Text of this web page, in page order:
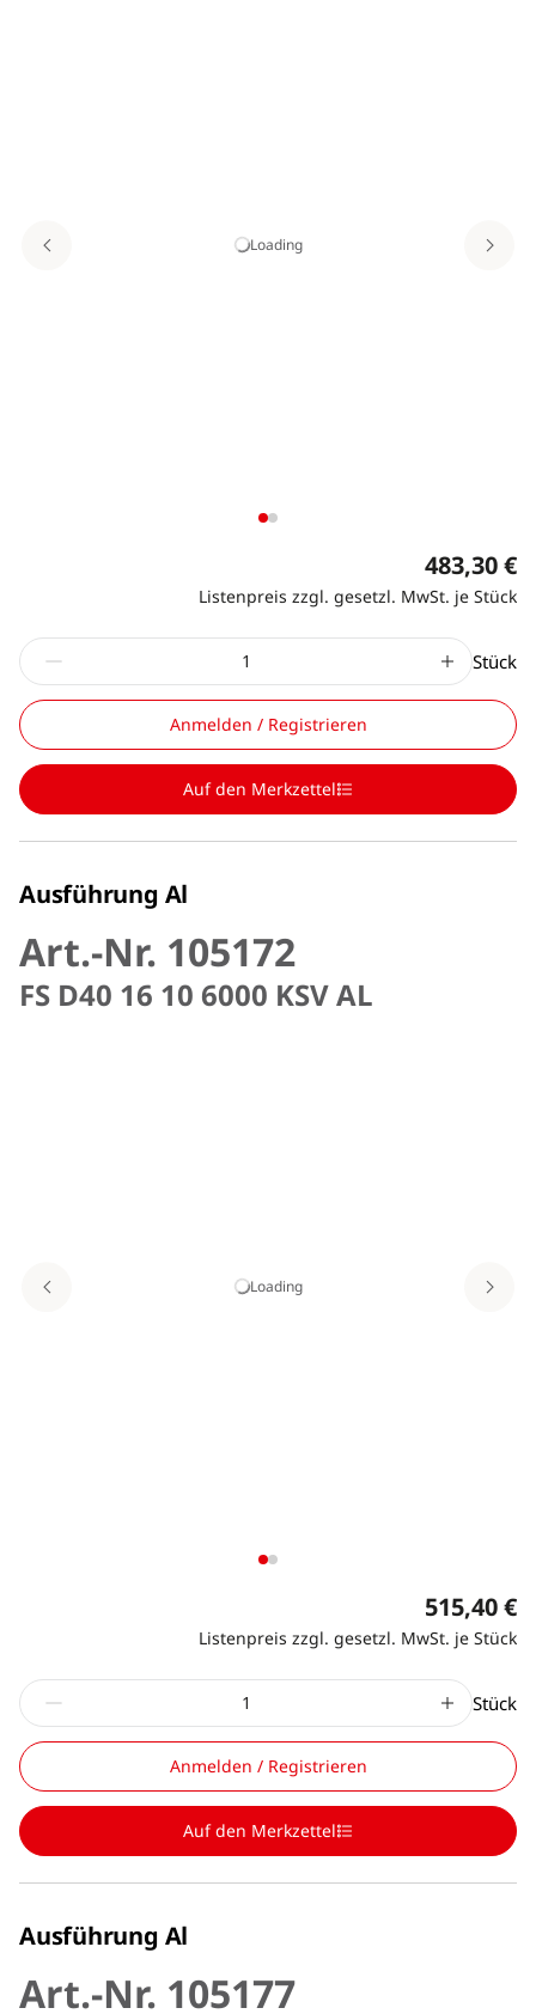
Loading
483,30 €
Listenpreis zzgl. gesetzl. MwSt. je Stück
Stück
Anmelden / Registrieren
Auf den Merkzettel
Ausführung Al
Art.-Nr. 105172
FS D40 16 10 6000 KSV AL
Loading
515,40 €
Listenpreis zzgl. gesetzl. MwSt. je Stück
Stück
Anmelden / Registrieren
Auf den Merkzettel
Ausführung Al
Art.-Nr. 105177